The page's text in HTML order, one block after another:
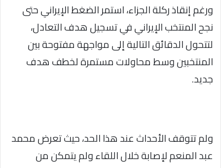
ورغم إنقاذ ركلة الجزاء، استمر الضغط الإيراني حتى
نجح المنتخب الإيراني في تسجيل هدف التعادل،
لتتحول الدقائق التالية إلى مواجهة مفتوحة بين
المنتخبين وسط محاولات مستمرة لخطف هدف
جديد.
ولم تتوقف الأحداث عند هذا الحد، حيث تعرض محمد
عبد المنعم لإصابة خلال اللقاء ولم يتمكن من